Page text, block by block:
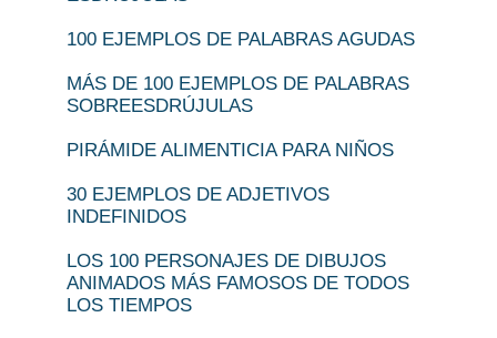
100 EJEMPLOS DE PALABRAS AGUDAS
MÁS DE 100 EJEMPLOS DE PALABRAS
SOBREESDRÚJULAS
PIRÁMIDE ALIMENTICIA PARA NIÑOS
30 EJEMPLOS DE ADJETIVOS
INDEFINIDOS
LOS 100 PERSONAJES DE DIBUJOS
ANIMADOS MÁS FAMOSOS DE TODOS
LOS TIEMPOS